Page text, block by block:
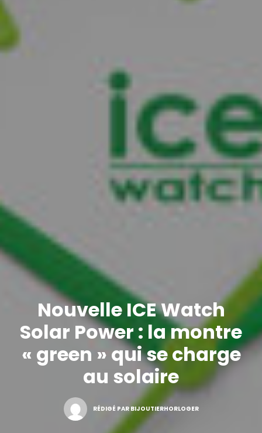
Nouvelle ICE Watch
Solar Power : la montre
« green » qui se charge
au solaire
RÉDIGÉ PAR BIJOUTIERHORLOGER